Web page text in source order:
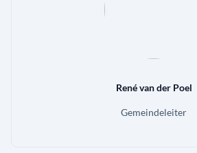
René van der Poel
Gemeindeleiter